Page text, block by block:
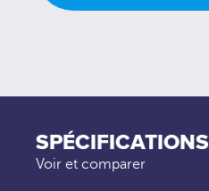
SPÉCIFICATIONS
Voir et comparer